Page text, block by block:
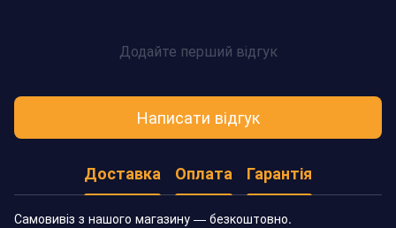
Додайте перший відгук
Написати відгук
Доставка Оплата Гарантія
Самовивіз з нашого магазину — безкоштовно.